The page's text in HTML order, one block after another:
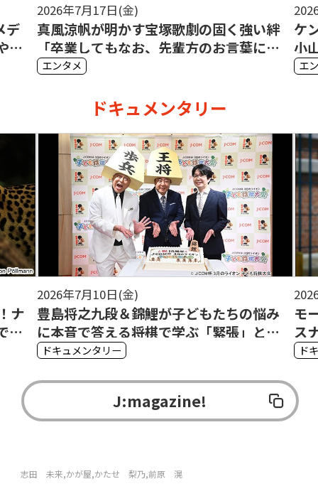
デ
さ
2026年7月17日(金)
真風涼帆が明かす宝塚歌劇の固く強い絆
「卒業してもなお、先輩方のお言葉に心
が救われる瞬間がある」
エンタメ
ケ
小
エ
ドキュメンタリー
ナ
き
2026年7月10日(金)
豊島将之九段＆錦鯉が子どもたちの悩み
に本音で答える――将棋で学ぶ「緊張」と
「ミス」を味方につける方法
ドキュメンタリー
モ
ス
罪ド
J:magazine!
志田 未来,かが屋,かたせ 梨乃,前原 滉